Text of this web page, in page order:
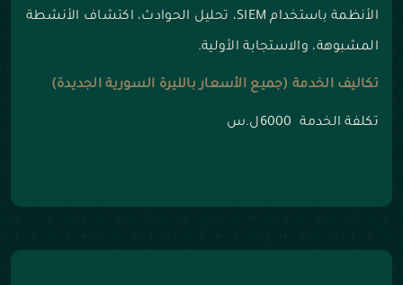
الأنظمة باستخدام SIEM، تحليل الحوادث، اكتشاف الأنشطة
المشبوهة، والاستجابة الأولية.
تكاليف الخدمة (جميع الأسعار بالليرة السورية الجديدة)
تكلفة الخدمة 6000ل.س